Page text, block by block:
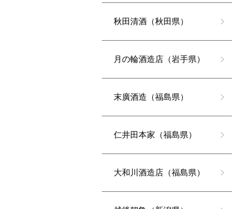
秋田清酒（秋田県）
月の輪酒造店（岩手県）
末廣酒造（福島県）
仁井田本家（福島県）
大和川酒造店（福島県）